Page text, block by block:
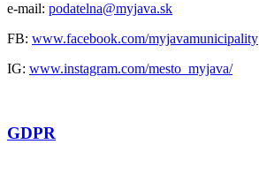
e-mail: podatelna@myjava.sk
FB: www.facebook.com/myjavamunicipality
IG: www.instagram.com/mesto_myjava/
GDPR